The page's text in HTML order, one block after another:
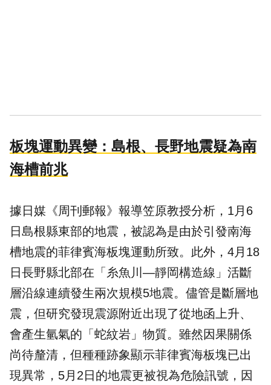
板塊運動異變：島根、長野地震疑為南
海槽前兆
據日媒《周刊郵報》報導笠原教授分析，1月6
日島根縣東部的地震，被認為是由於引發南海
槽地震的菲律賓海板塊運動所致。此外，4月18
日長野縣北部在「糸魚川—靜岡構造線」活斷
層沿線連續發生兩次規模5地震。儘管是斷層地
震，但研究發現震源附近出現了從地函上升、
會產生氫氣的「蛇紋岩」物質。雖然因果關係
尚待釐清，但種種跡象顯示菲律賓海板塊已出
現異常，5月2日的地震更被視為危險訊號，因